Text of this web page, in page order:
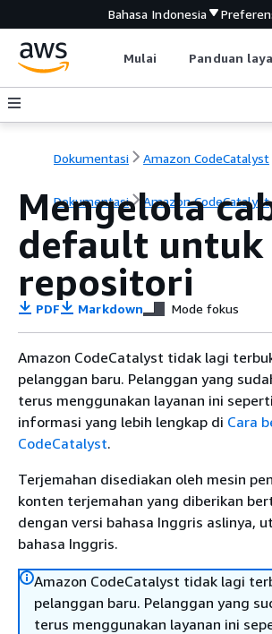
Bahasa Indonesia
Mulai Panduan
Dokumentasi Amazon CodeCatalyst
Dokumentasi Amazon CodeCatalyst
Mengelola
default untuk
repositori
PDF Markdown Mode fokus
Amazon CodeCatalyst tidak lagi
pelanggan baru. Pelanggan yang
terus menggunakan layanan ini
informasi yang lebih lengkap di Cara
CodeCatalyst.
Terjemahan disediakan oleh mesin
konten terjemahan yang diberikan
dengan versi bahasa Inggris aslinya,
bahasa Inggris.
Amazon CodeCatalyst tidak lagi
pelanggan baru. Pelanggan yang
terus menggunakan layanan ini